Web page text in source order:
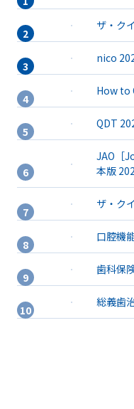
ザ・ク
nico
How to
QDT
JAO［
本版
ザ・ク
口腔機
歯科保
総義歯